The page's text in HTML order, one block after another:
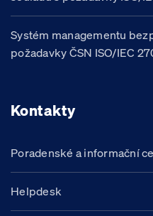
Systém managementu
požadavky ČSN ISO/IEC
Kontakty
Poradenské a informační
Helpdesk